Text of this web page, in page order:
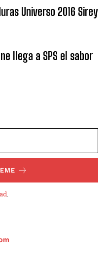
Universo 2016 Sirey
llega a SPS el sabor
.